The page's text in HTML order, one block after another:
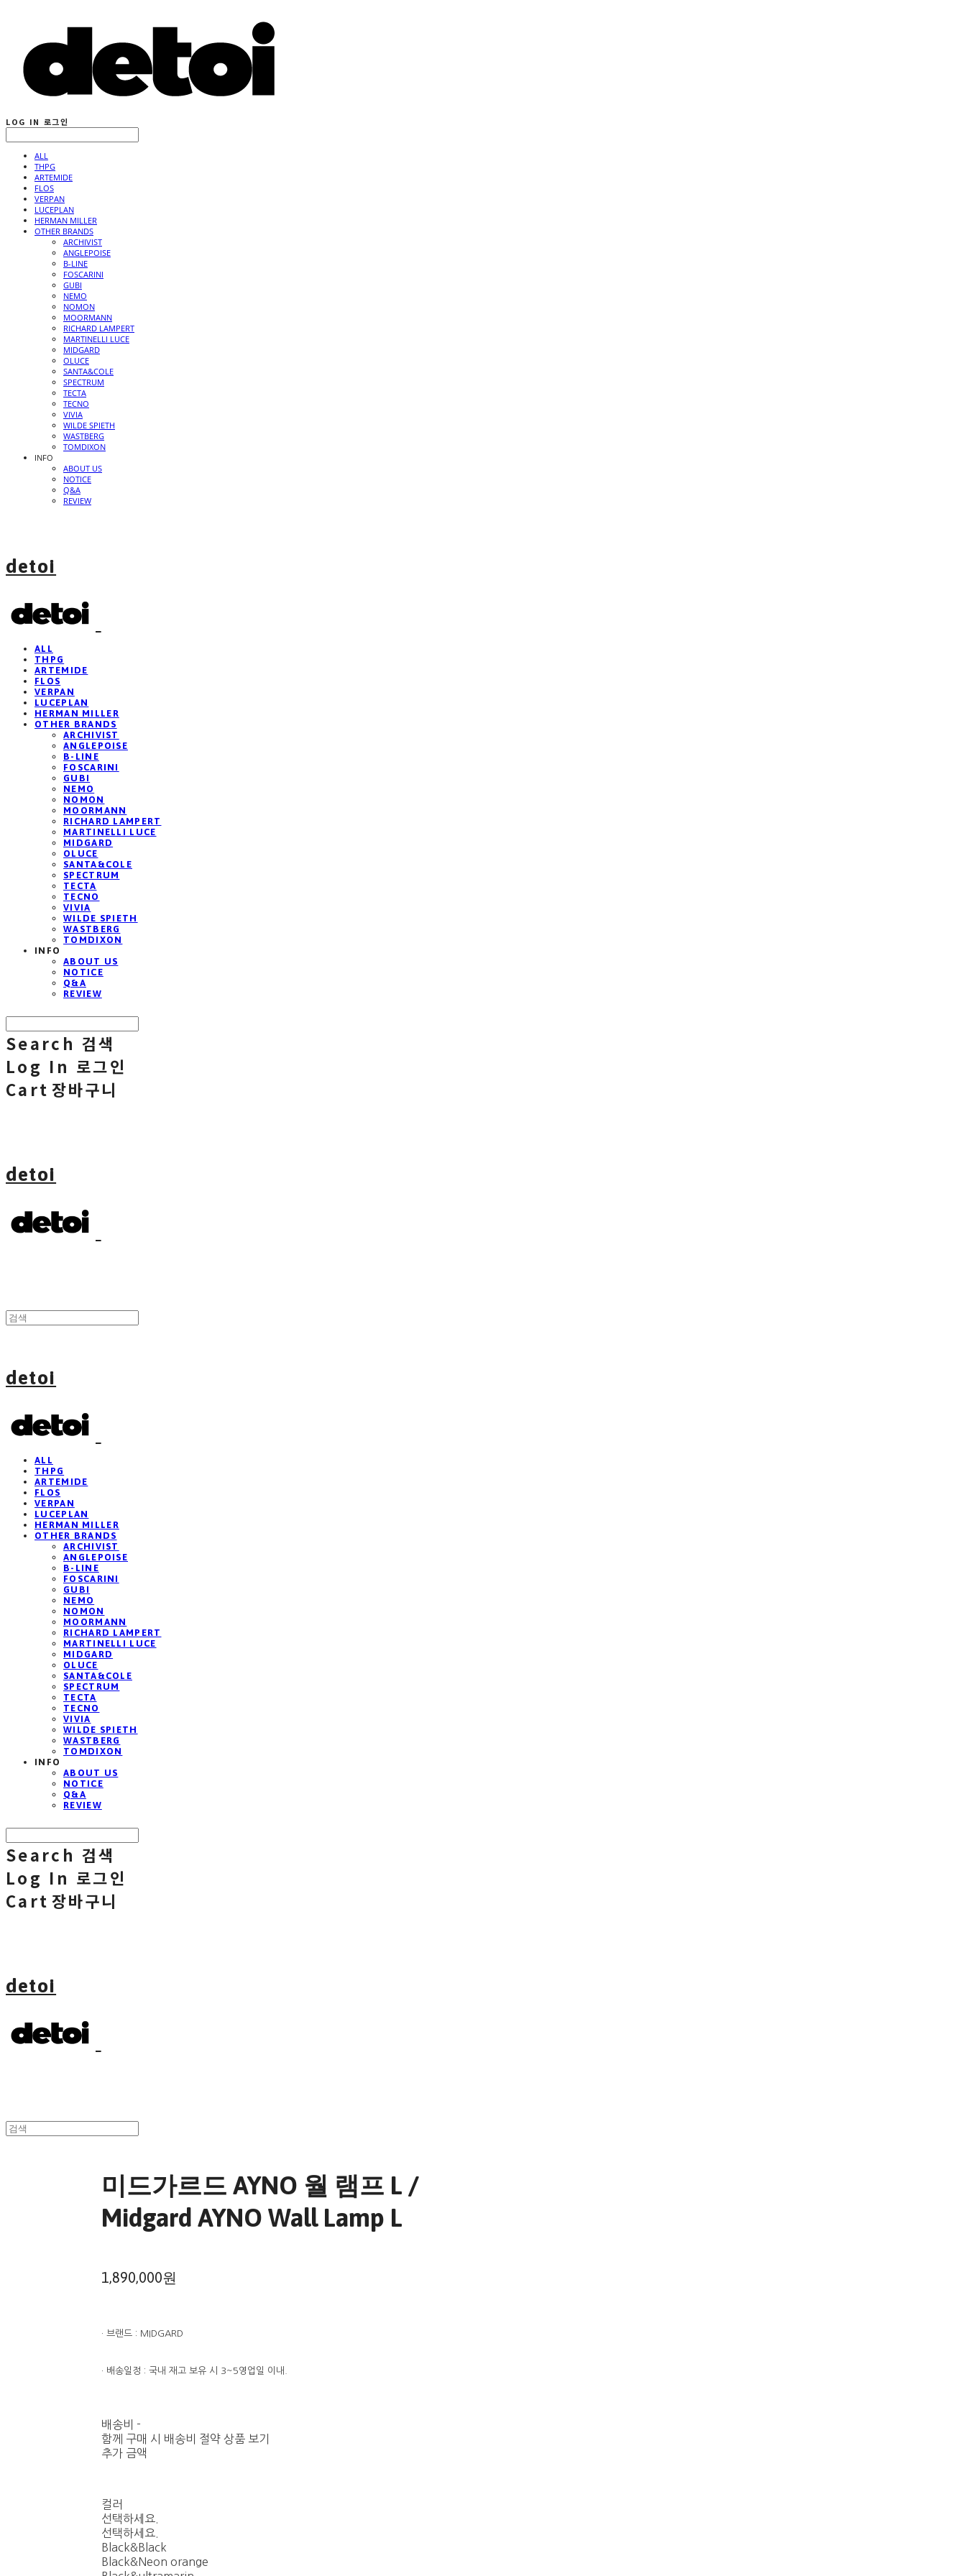
LOG IN 로그인
ALL
THPG
ARTEMIDE
FLOS
VERPAN
LUCEPLAN
HERMAN MILLER
OTHER BRANDS
ARCHIVIST
ANGLEPOISE
B-LINE
FOSCARINI
GUBI
NEMO
NOMON
MOORMANN
RICHARD LAMPERT
MARTINELLI LUCE
MIDGARD
OLUCE
SANTA&COLE
SPECTRUM
TECTA
TECNO
VIVIA
WILDE SPIETH
WASTBERG
TOMDIXON
INFO
ABOUT US
NOTICE
Q&A
REVIEW
detoi
ALL
THPG
ARTEMIDE
FLOS
VERPAN
LUCEPLAN
HERMAN MILLER
OTHER BRANDS
ARCHIVIST
ANGLEPOISE
B-LINE
FOSCARINI
GUBI
NEMO
NOMON
MOORMANN
RICHARD LAMPERT
MARTINELLI LUCE
MIDGARD
OLUCE
SANTA&COLE
SPECTRUM
TECTA
TECNO
VIVIA
WILDE SPIETH
WASTBERG
TOMDIXON
INFO
ABOUT US
NOTICE
Q&A
REVIEW
Search 검색
Log In 로그인
Cart 장바구니
detoi
detoi
ALL
THPG
ARTEMIDE
FLOS
VERPAN
LUCEPLAN
HERMAN MILLER
OTHER BRANDS
ARCHIVIST
ANGLEPOISE
B-LINE
FOSCARINI
GUBI
NEMO
NOMON
MOORMANN
RICHARD LAMPERT
MARTINELLI LUCE
MIDGARD
OLUCE
SANTA&COLE
SPECTRUM
TECTA
TECNO
VIVIA
WILDE SPIETH
WASTBERG
TOMDIXON
INFO
ABOUT US
NOTICE
Q&A
REVIEW
Search 검색
Log In 로그인
Cart 장바구니
detoi
미드가르드 AYNO 월 램프 L /
Midgard AYNO Wall Lamp L
1,890,000원
· 브랜드 : MIDGARD
· 배송일정 : 국내 재고 보유 시 3~5영업일 이내.
배송비 -
함께 구매 시 배송비 절약 상품 보기
추가 금액
컬러
선택하세요.
선택하세요.
Black&Black
Black&Neon orange